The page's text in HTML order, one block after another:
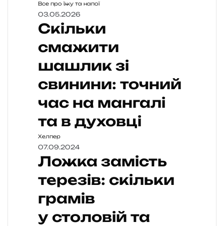
Все про їжу та напої
03.05.2026
Скільки
смажити
шашлик зі
свинини: точний
час на мангалі
та в духовці
Хелпер
07.09.2024
Ложка замість
терезів: скільки
грамів
у столовій та